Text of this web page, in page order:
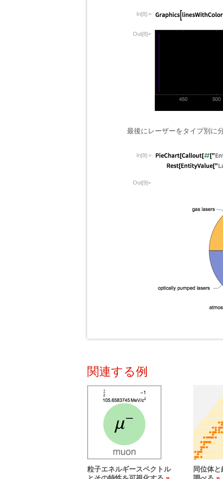
In[8]:=
Out[8]=
最後にレーザーをタイプ別に
In[9]:=
Out[9]=
関連する例
粒子エネルギースペクトル
同位体